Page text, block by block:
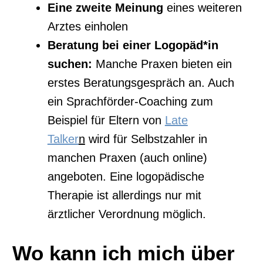
Eine zweite Meinung eines weiteren
Arztes einholen
Beratung bei einer Logopäd*in
suchen: Manche Praxen bieten ein
erstes Beratungsgespräch an. Auch
ein Sprachförder-Coaching zum
Beispiel für Eltern von Late
Talkern wird für Selbstzahler in
manchen Praxen (auch online)
angeboten. Eine logopädische
Therapie ist allerdings nur mit
ärztlicher Verordnung möglich.
Wo kann ich mich über